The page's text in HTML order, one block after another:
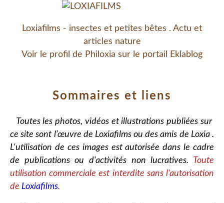
Loxiafilms - insectes et petites bêtes . Actu et
articles nature
Voir le profil de Philoxia sur le portail Eklablog
Sommaires et liens
Toutes les photos, vidéos et illustrations publiées sur
ce site sont l’œuvre de Loxiafilms ou des amis de Loxia .
L'utilisation de ces images est autorisée dans le cadre
de publications ou d'activités non lucratives. Toute
utilisation commerciale est interdite sans l'autorisation
de Loxiafilms.